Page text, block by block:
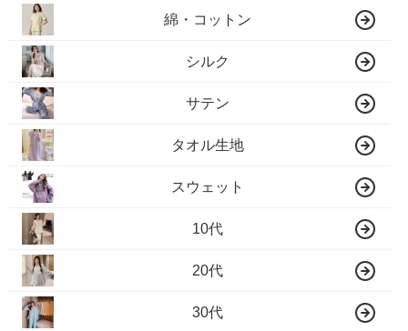
綿・コットン
シルク
サテン
タオル生地
スウェット
10代
20代
30代